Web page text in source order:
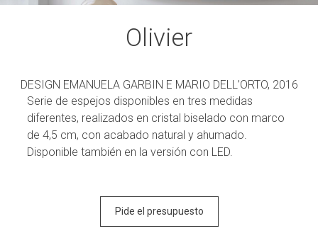
Olivier
DESIGN EMANUELA GARBIN E MARIO DELL’ORTO, 2016
Serie de espejos disponibles en tres medidas
diferentes, realizados en cristal biselado con marco
de 4,5 cm, con acabado natural y ahumado.
Disponible también en la versión con LED.
Pide el presupuesto